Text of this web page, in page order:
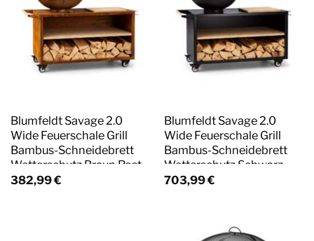
Blumfeldt Savage 2.0
Wide Feuerschale Grill
Bambus-Schneidebrett
Wetterschutz Braun Rost
382,99€
Blumfeldt Savage 2.0
Wide Feuerschale Grill
Bambus-Schneidebrett
Wetterschutz Schwarz
703,99€